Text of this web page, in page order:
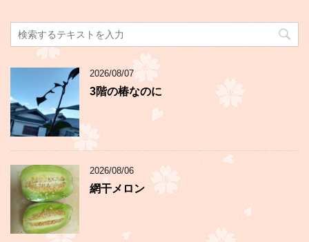
2026/08/07
3階の椿なのに
2026/08/06
網干メロン